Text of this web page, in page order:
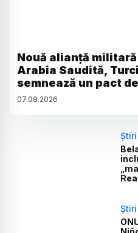
Nouă alianță
Arabia Saudită,
semnează un pact
07.08.2026